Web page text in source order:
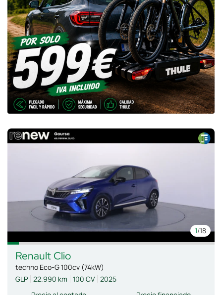
1/18
Renault Clio
techno Eco-G 100cv (74kW)
GLP 22.990 km 100 CV 2025